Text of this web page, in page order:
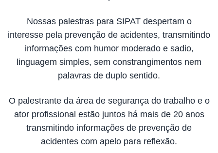
Nossas palestras para SIPAT despertam o
interesse pela prevenção de acidentes, transmitindo
informações com humor moderado e sadio,
linguagem simples, sem constrangimentos nem
palavras de duplo sentido.
O palestrante da área de segurança do trabalho e o
ator profissional estão juntos há mais de 20 anos
transmitindo informações de prevenção de
acidentes com apelo para reflexão.